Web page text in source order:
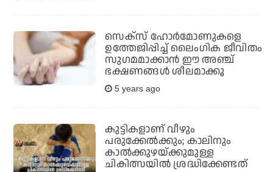
സെക്‌സ് ഹോര്‍മോണുകളെ
ഉത്തേജിപ്പിച്ച് ലൈംഗിക ജീവിതം
സുഗമമാക്കാന്‍ ഈ അഞ്ച്
ഭക്ഷണങ്ങള്‍ ശീലമാക്കൂ
5 years ago
കുട്ടികളാണ് വീഴും
പരുക്കേൽക്കും; കാലിനും
കാൽക്കുഴയ്ക്കുമുള്ള
ചികിത്സയിൽ ശ്രദ്ധിക്കേണ്ടത്